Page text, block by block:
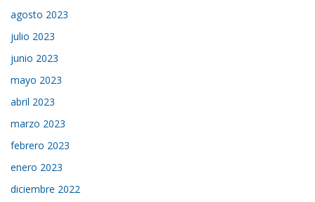
agosto 2023
julio 2023
junio 2023
mayo 2023
abril 2023
marzo 2023
febrero 2023
enero 2023
diciembre 2022